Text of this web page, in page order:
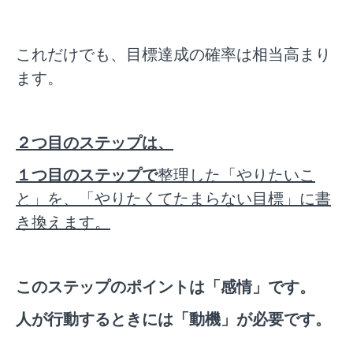
これだけでも、目標達成の確率は相当高まり
ます。
２つ目のステップは、
１つ目のステップで整理した「やりたいこ
と」を、「やりたくてたまらない目標」に書
き換えます。
このステップのポイントは「感情」です。
人が行動するときには「動機」が必要です。